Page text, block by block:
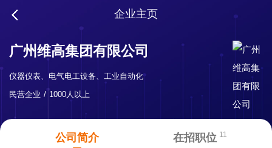
企业主页
广州维高集团有限公司
仪器仪表、电气电工设备、工业自动化
民营企业
1000人以上
公司简介 在招职位 11